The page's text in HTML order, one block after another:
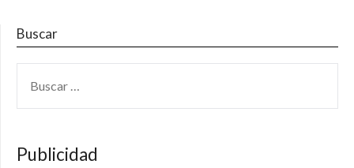
Buscar
Publicidad